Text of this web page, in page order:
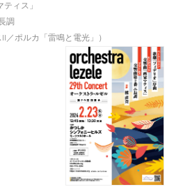
ィス」
調
／ポルカ「雷鳴と電光」）